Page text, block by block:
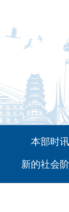
本部时讯
新的社会